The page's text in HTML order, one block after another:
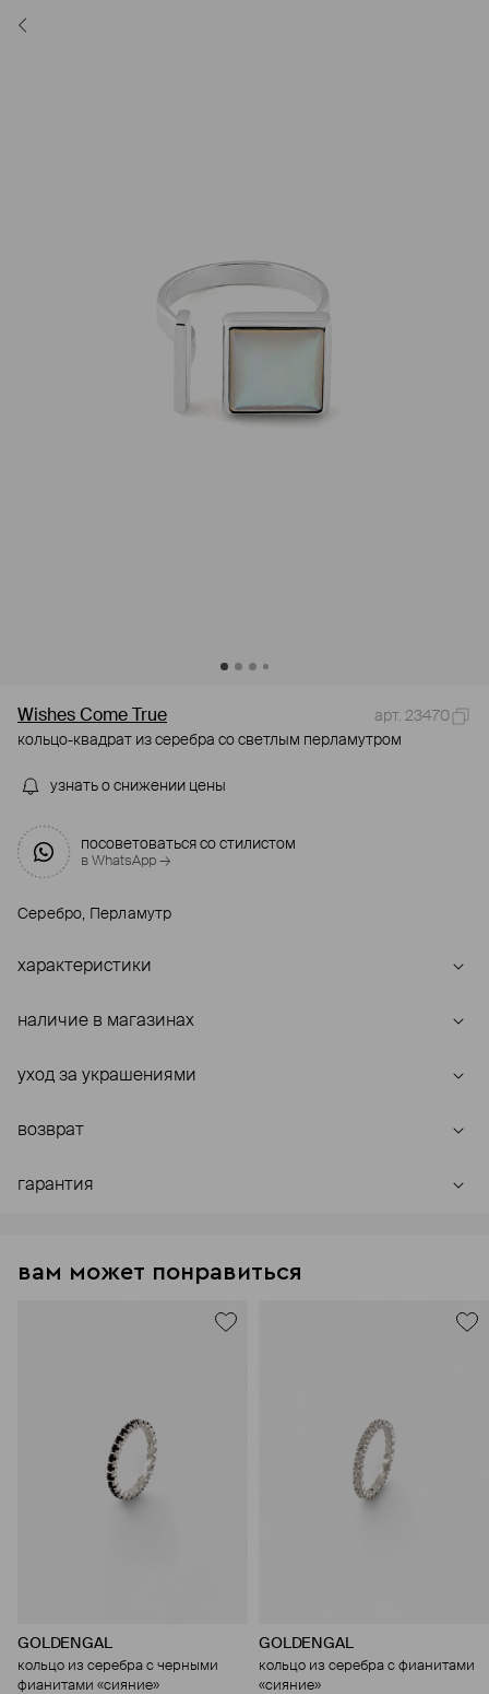
Wishes Come True
арт. 23470
кольцо-квадрат из серебра со светлым перламутром
узнать о снижении цены
посоветоваться со стилистом
в WhatsApp →
Серебро, Перламутр
характеристики
наличие в магазинах
уход за украшениями
возврат
гарантия
вам может понравиться
GOLDENGAL
кольцо из серебра с черными
фианитами «сияние»
GOLDENGAL
кольцо из серебра с фианитами
«сияние»